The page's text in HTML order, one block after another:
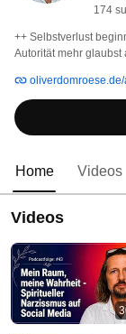
174
++ Selbstverlust
Autorität mehr glaubst
Home Videos
Videos